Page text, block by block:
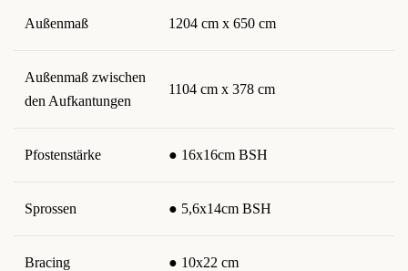
Außenmaß 1204 cm x 650 cm
Außenmaß zwischen
den Aufkantungen
1104 cm x 378 cm
Pfostenstärke ● 16x16cm BSH
Sprossen ● 5,6x14cm BSH
Bracing ● 10x22 cm